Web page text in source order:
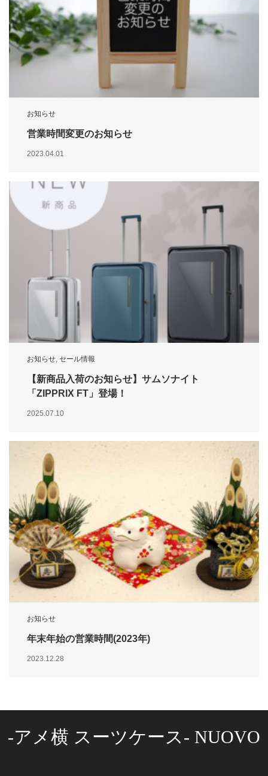
お知らせ
営業時間変更のお知らせ
2023.04.01
お知らせ, セール情報
【新商品入荷のお知らせ】サムソナイト
「ZIPPRIX FT」登場！
2025.07.10
お知らせ
年末年始の営業時間(2023年)
2023.12.28
-アメ横 スーツケース- NUOVO